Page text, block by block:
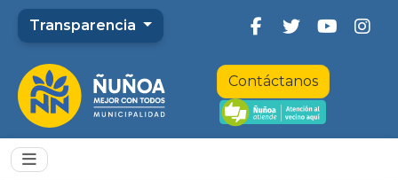
Transparencia
Contáctanos